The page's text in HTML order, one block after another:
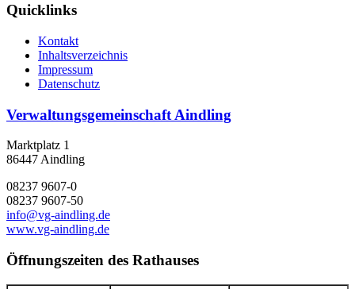
Quicklinks
Kontakt
Inhaltsverzeichnis
Impressum
Datenschutz
Verwaltungsgemeinschaft Aindling
Marktplatz 1
86447 Aindling
08237 9607-0
08237 9607-50
info@vg-aindling.de
www.vg-aindling.de
Öffnungszeiten des Rathauses